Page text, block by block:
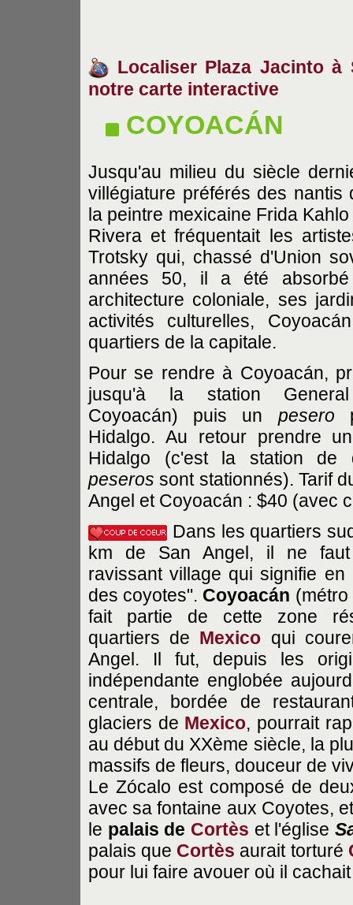
Localiser Plaza Jacinto
notre carte interactive
COYOACÁN
Jusqu'au milieu du siècle
villégiature préférés des
la peintre mexicaine Frida
Rivera et fréquentait les
Trotsky qui, chassé d'Union
années 50, il a été
architecture coloniale, ses
activités culturelles,
quartiers de la capitale.
Pour se rendre à Coyoacán,
jusqu'à la station
Coyoacán) puis un pesero
Hidalgo. Au retour prendre
Hidalgo (c'est la station de
peseros sont stationnés). Tarif
Angel et Coyoacán : $40 (avec
Dans les quartiers
km de San Angel, il ne
ravissant village qui signifie en
des coyotes". Coyoacán
fait partie de cette zone
quartiers de Mexico qui
Angel. Il fut, depuis les
indépendante englobée
centrale, bordée de
glaciers de Mexico, pourrait
au début du XXème siècle, la
massifs de fleurs, douceur de
Le Zócalo est composé de
avec sa fontaine aux Coyotes,
le palais de Cortès et l'église
palais que Cortès aurait torturé
pour lui faire avouer où il